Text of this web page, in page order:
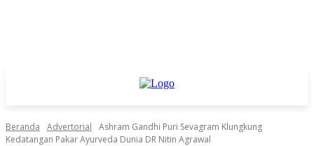
Beranda Advertorial
Ashram Gandhi Puri Sevagram Klungkung
Kedatangan Pakar Ayurveda Dunia DR Nitin Agrawal